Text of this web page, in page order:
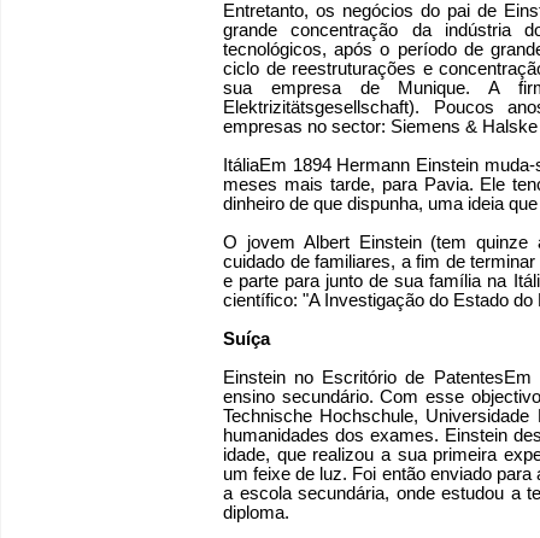
Entretanto, os negócios do pai de
grande concentração da indústria
tecnológicos, após o período de
ciclo de reestruturações e
sua empresa de Munique. A
Elektrizitätsgesellschaft). Poucos
empresas no sector: Siemens &
ItáliaEm 1894 Hermann Einstein
meses mais tarde, para Pavia. Ele
dinheiro de que dispunha, uma ideia
O jovem Albert Einstein (tem
cuidado de familiares, a fim de
e parte para junto de sua família na
científico: "A Investigação do Estado
Suíça
Einstein no Escritório de
ensino secundário. Com esse
Technische Hochschule,
humanidades dos exames. Einstein
idade, que realizou a sua primeira
um feixe de luz. Foi então enviado
a escola secundária, onde estudou a
diploma.